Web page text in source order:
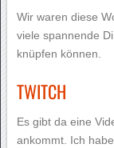
Wir waren diese
viele spannende
knüpfen können.
TWITCH
Es gibt da eine
ankommt. Ich